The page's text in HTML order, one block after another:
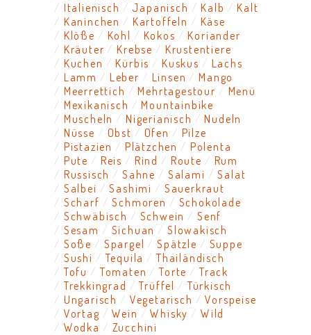
Italienisch
Japanisch Kalb
Kalt
Kaninchen
Kartoffeln
Käse
Klöße
Kohl Kokos
Koriander
Kräuter
Krebse
Krustentiere
Kuchen
Kürbis Kuskus
Lachs
Lamm
Leber Linsen
Mango
Meerrettich
Mehrtagestour
Menü
Mexikanisch
Mountainbike
Muscheln
Nigerianisch
Nudeln
Nüsse
Obst Ofen
Pilze
Pistazien
Plätzchen
Polenta
Pute
Reis Rind Route
Rum
Russisch
Sahne Salami
Salat
Salbei
Sashimi
Sauerkraut
Scharf
Schmoren
Schokolade
Schwäbisch
Schwein
Senf
Sesam
Sichuan
Slowakisch
Soße
Spargel Spätzle
Suppe
Sushi
Tequila
Thailändisch
Tofu
Tomaten Torte
Track
Trekkingrad
Trüffel
Türkisch
Ungarisch
Vegetarisch
Vorspeise
Vortag
Wein Whisky
Wild
Wodka
Zucchini